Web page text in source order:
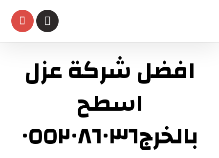
افضل شركة عزل
اسطح
بالخرج٠٥٥٢٠٨٦٠٣٦